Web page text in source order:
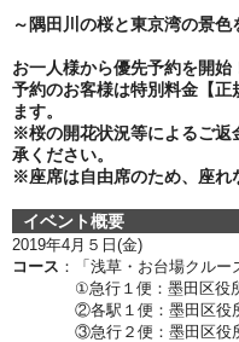
～隅田川の桜と東京湾の景
お一人様から優先予約を開始
予約のお客様は特別料金【
ます。
※桜の開花状況等によるご返
承ください。
※座席は自由席のため、座れ
イベント概要
2019年4月５ 日(金)
コース ：「浅草・お台場クルー
①急行１便：墨田区役所
②各駅１便：墨田区役所前
③急行２便：墨田区役所前